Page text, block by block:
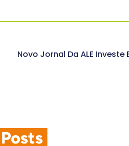
Novo Jornal Da ALE